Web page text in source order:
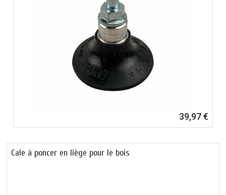
39,97 €
Cale à poncer en liège pour le bois